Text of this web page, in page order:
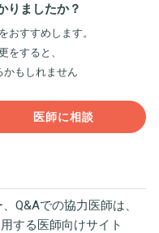
りましたか？
おすすめします。
をすると、
かもしれません
医師に相談
Q&Aでの協力医師は、
する医師向けサイト